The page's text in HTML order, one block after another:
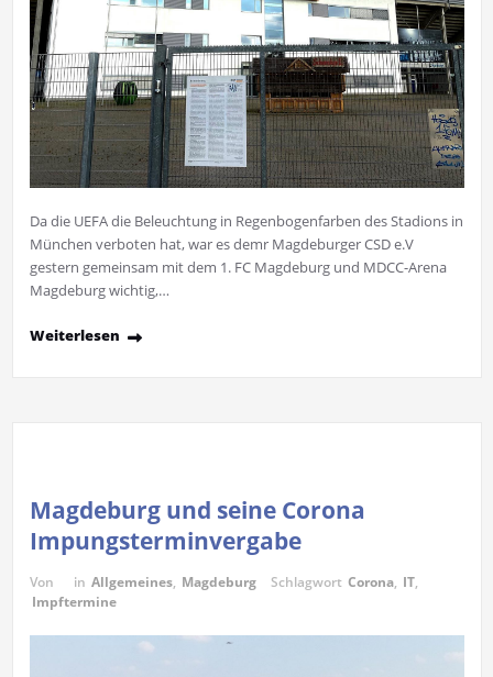
Da die UEFA die Beleuchtung in Regenbogenfarben des Stadions in
München verboten hat, war es demr Magdeburger CSD e.V
gestern gemeinsam mit dem 1. FC Magdeburg und MDCC-Arena
Magdeburg wichtig,…
Weiterlesen
Magdeburg und seine Corona
Impungsterminvergabe
Von in Allgemeines, Magdeburg Schlagwort Corona, IT,
Impftermine